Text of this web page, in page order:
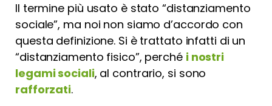
Il termine più usato è stato “distanziamento
sociale”, ma noi non siamo d’accordo con
questa definizione. Si è trattato infatti di un
“distanziamento fisico”, perché i nostri
legami sociali, al contrario, si sono
rafforzati.